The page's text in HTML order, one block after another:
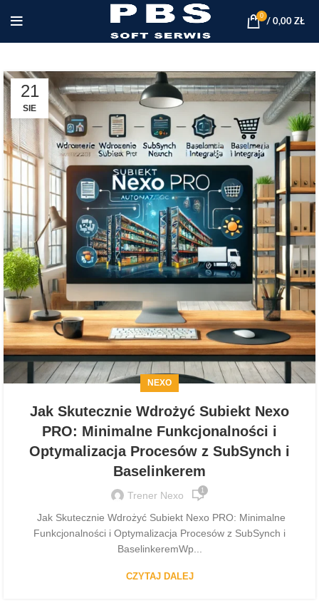
0
/ 0,00 ZŁ
21
SIE
NEXO
Jak Skutecznie Wdrożyć Subiekt Nexo
PRO: Minimalne Funkcjonalności i
Optymalizacja Procesów z SubSynch i
Baselinkerem
Trener Nexo 1
Jak Skutecznie Wdrożyć Subiekt Nexo PRO: Minimalne
Funkcjonalności i Optymalizacja Procesów z SubSynch i
BaselinkeremWp...
CZYTAJ DALEJ